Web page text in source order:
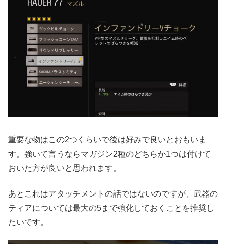
重要な物はこの2つくらいで後は好みで良いとおもいま
す。強いて言うならマガジン2種のどちらか1つは付けて
おいた方が良いと思われます。
あとこれはアタッチメントの話ではないのですが、武器の
ティアについては最大の5まで強化しておくことを推奨し
たいです。